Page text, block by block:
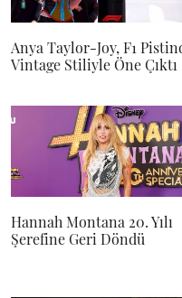
Anya Taylor-Joy, F1
Vintage Stiliyle Öne Çıktı
Hannah Montana 20. Yılı
Şerefine Geri Döndü